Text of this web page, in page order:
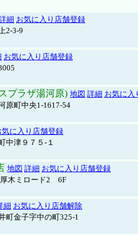
細 お気に入り店舗登録
2-3-9
お気に入り店舗登録
プラザ湯河原) 地図 詳細 お気に入
原町中央1-1617-54
気に入り店舗登録
中津９７５-１
地図 詳細 お気に入り店舗登録
木ミロード2 6F
細 お気に入り店舗解除
町金子字中の町325-1